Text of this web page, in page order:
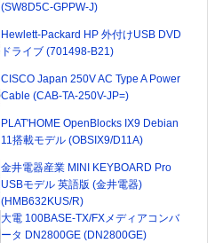
(SW8D5C-GPPW-J)
Hewlett-Packard HP 外付けUSB DVD
ドライブ (701498-B21)
CISCO Japan 250V AC Type A Power
Cable (CAB-TA-250V-JP=)
PLAT'HOME OpenBlocks IX9 Debian
11搭載モデル (OBSIX9/D11A)
金井電器産業 MINI KEYBOARD Pro
USBモデル 英語版 (金井電器)
(HMB632KUS/R)
大電 100BASE-TX/FXメディアコンバ
ータ DN2800GE (DN2800GE)